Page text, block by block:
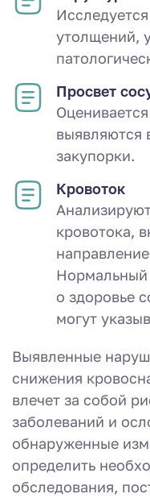
утолщений,
Просвет
выявляются
закупорки.
Кровоток
кровотока,
Нормальный
о здоровье
могут
Выявленные
снижения
влечет за собой
заболеваний и
обнаруженные
определить
обследования,